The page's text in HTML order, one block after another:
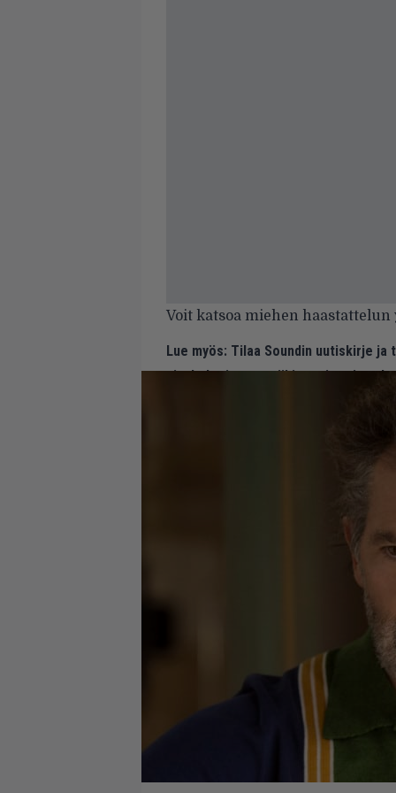
Voit katsoa miehen haastattelun
Lue myös: Tilaa Soundin uutiskirje ja
ajankohtaiset musiikin uutiset ja